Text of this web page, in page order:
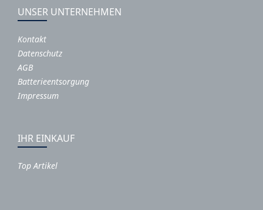
UNSER UNTERNEHMEN
Kontakt
Datenschutz
AGB
Batterieentsorgung
Impressum
IHR EINKAUF
Top Artikel